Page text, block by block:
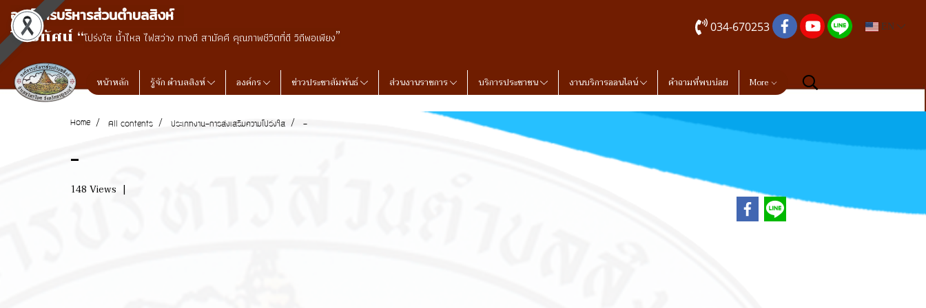
องค์การบริหารส่วนตำบลสิงห์
วิสัยทัศน์ “โปร่งใส น้ำไหล ไฟสว่าง ทางดี สามัคคี คุณภาพชีวิตที่ดี วิถีพอเพียง” 034-670253 EN
หน้าหลัก รู้จัก ตำบลสิงห์ องค์กร ข่าวประชาสัมพันธ์ ส่วนงานราชการ บริการประชาชน งานบริการออนไลน์ คำถามที่พบบ่อย More
Home All contents ประเภทงาน-การส่งเสริมความโปร่งใส -
-
148 Views |